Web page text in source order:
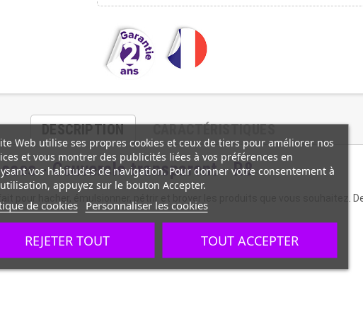
DESCRIPTION CARACTÉRISTIQUES
- Couvercle transparent - R8
pour hacher, émulsionner, pétrir et broyer les produits que vous souhaitez.
Web utilise ses propres cookies et ceux de tiers pour améliorer nos
et vous montrer des publicités liées à vos préférences en
vos habitudes de navigation. Pour donner votre consentement à
appuyez sur le bouton Accepter.
de cookies Personnaliser les cookies
REJETER TOUT TOUT ACCEPTER